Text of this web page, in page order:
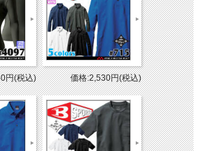
円(税込) 価格:2,530円(税込)